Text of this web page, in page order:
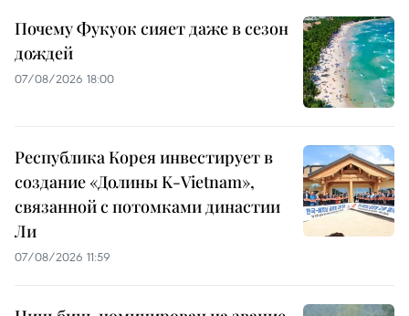
Почему Фукуок сияет даже в сезон
дождей
07/08/2026 18:00
Республика Корея инвестирует в
создание «Долины K-Vietnam»,
связанной с потомками династии
Ли
07/08/2026 11:59